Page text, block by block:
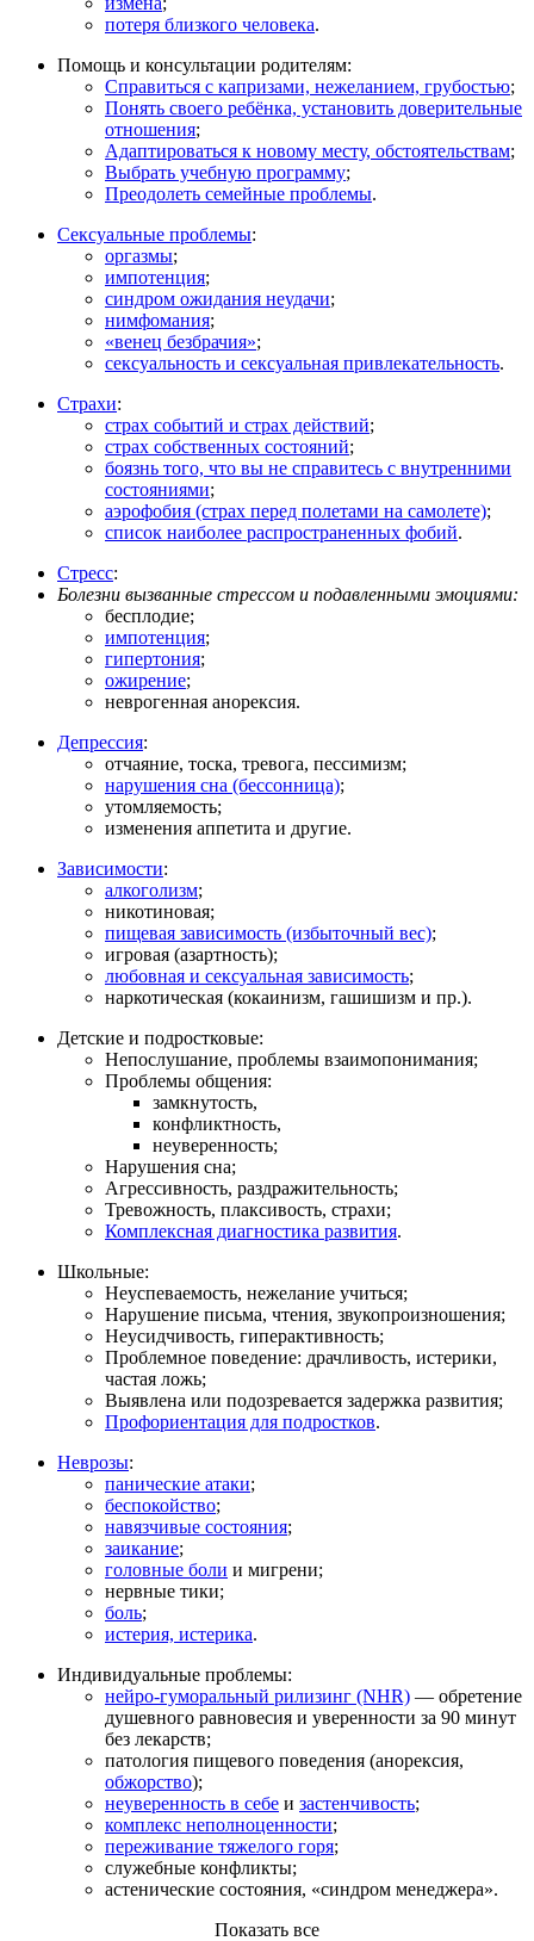
потеря близкого человека.
Помощь и консультации родителям:
Справиться с капризами, нежеланием, грубостью;
Понять своего ребёнка, установить доверительные
отношения;
Адаптироваться к новому месту, обстоятельствам;
Выбрать учебную программу;
Преодолеть семейные проблемы.
Сексуальные проблемы:
оргазмы;
импотенция;
синдром ожидания неудачи;
нимфомания;
«венец безбрачия»;
сексуальность и сексуальная привлекательность.
Страхи:
страх событий и страх действий;
страх собственных состояний;
боязнь того, что вы не справитесь с внутренними
состояниями;
аэрофобия (страх перед полетами на самолете);
список наиболее распространенных фобий.
Стресс:
Болезни вызванные стрессом и подавленными эмоциями:
бесплодие;
импотенция;
гипертония;
ожирение;
неврогенная анорексия.
Депрессия:
отчаяние, тоска, тревога, пессимизм;
нарушения сна (бессонница);
утомляемость;
изменения аппетита и другие.
Зависимости:
алкоголизм;
никотиновая;
пищевая зависимость (избыточный вес);
игровая (азартность);
любовная и сексуальная зависимость;
наркотическая (кокаинизм, гашишизм и пр.).
Детские и подростковые:
Непослушание, проблемы взаимопонимания;
Проблемы общения:
замкнутость,
конфликтность,
неуверенность;
Нарушения сна;
Агрессивность, раздражительность;
Тревожность, плаксивость, страхи;
Комплексная диагностика развития.
Школьные:
Неуспеваемость, нежелание учиться;
Нарушение письма, чтения, звукопроизношения;
Неусидчивость, гиперактивность;
Проблемное поведение: драчливость, истерики,
частая ложь;
Выявлена или подозревается задержка развития;
Профориентация для подростков.
Неврозы:
панические атаки;
беспокойство;
навязчивые состояния;
заикание;
головные боли и мигрени;
нервные тики;
боль;
истерия, истерика.
Индивидуальные проблемы:
нейро-гуморальный рилизинг (NHR) — обретение
душевного равновесия и уверенности за 90 минут
без лекарств;
патология пищевого поведения (анорексия,
обжорство);
неуверенность в себе и застенчивость;
комплекс неполноценности;
переживание тяжелого горя;
служебные конфликты;
астенические состояния, «синдром менеджера».
Показать все